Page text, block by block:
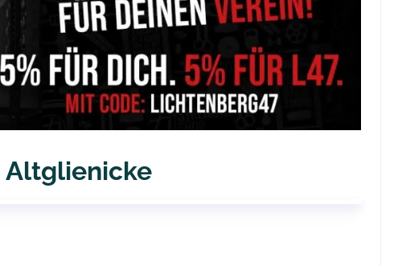
Altglienicke